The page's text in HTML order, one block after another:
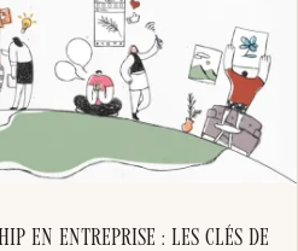
en entreprise : les clés de